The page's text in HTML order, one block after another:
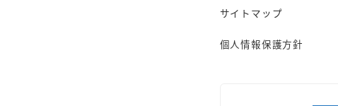
サイトマップ
個人情報保護方針
WEBからの申し込